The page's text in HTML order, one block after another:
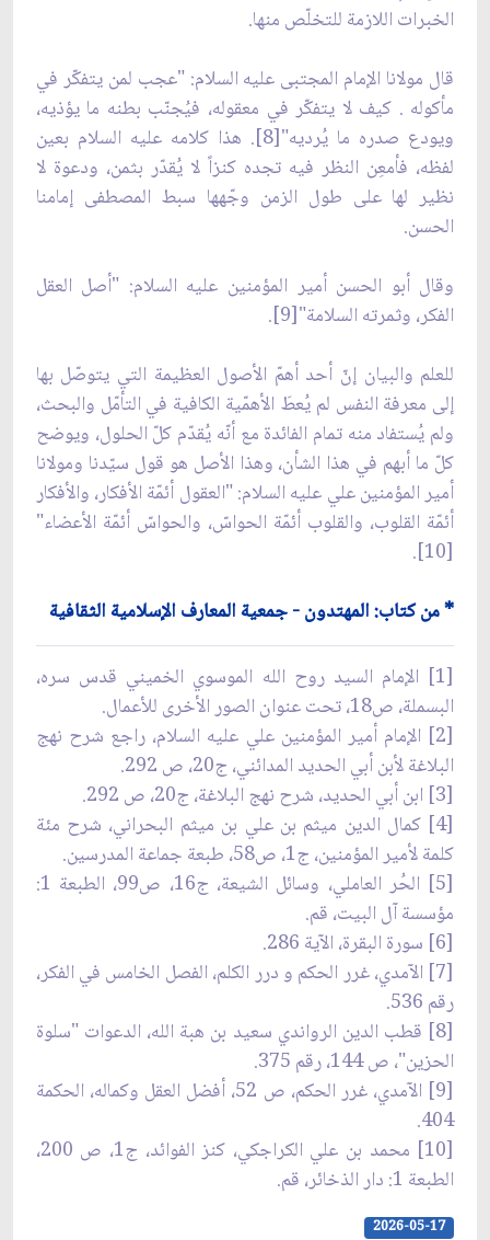
الخبرات اللازمة للتخلّص منها.
قال مولانا الإمام المجتبى عليه السلام: "عجب لمن يتفكّر في
مأكوله . كيف لا يتفكّر في معقوله، فيُجنّب بطنه ما يؤذيه،
ويودع صدره ما يُرديه"[8]. هذا كلامه عليه السلام بعين
لفظه، فأمعِن النظر فيه تجده كنزاً لا يُقدّر بثمن، ودعوة لا
نظير لها على طول الزمن وجّهها سبط المصطفى إمامنا
الحسن.
وقال أبو الحسن أمير المؤمنين عليه السلام: "أصل العقل
الفكر، وثمرته السلامة"[9].
للعلم والبيان إنّ أحد أهمّ الأصول العظيمة التي يتوصّل بها
إلى معرفة النفس لم يُعطَ الأهمّية الكافية في التأمّل والبحث،
ولم يُستفاد منه تمام الفائدة مع أنّه يُقدّم كلّ الحلول، ويوضح
كلّ ما أبهم في هذا الشأن، وهذا الأصل هو قول سيّدنا ومولانا
أمير المؤمنين علي عليه السلام: "العقول أئمّة الأفكار، والأفكار
أئمّة القلوب، والقلوب أئمّة الحواسّ، والحواسّ أئمّة الأعضاء"
[10].
* من كتاب: المهتدون - جمعية المعارف الإسلامية الثقافية
[1] الإمام السيد روح الله الموسوي الخميني قدس سره،
البسملة، ص18، تحت عنوان الصور الأخرى للأعمال.
[2] الإمام أمير المؤمنين علي عليه السلام، راجع شرح نهج
البلاغة لأبن أبي الحديد المدائني، ج20، ص 292.
[3] ابن أبي الحديد، شرح نهج البلاغة، ج20، ص 292.
[4] كمال الدين ميثم بن علي بن ميثم البحراني، شرح مئة
كلمة لأمير المؤمنين، ج1، ص58، طبعة جماعة المدرسين.
[5] الحُر العاملي، وسائل الشيعة، ج16، ص99، الطبعة 1:
مؤسسة آل البيت، قم.
[6] سورة البقرة، الآية 286.
[7] الآمدي، غرر الحكم و درر الكلم، الفصل الخامس في الفكر،
رقم 536.
[8] قطب الدين الرواندي سعيد بن هبة الله، الدعوات "سلوة
الحزين"، ص 144، رقم 375.
[9] الآمدي، غرر الحكم، ص 52، أفضل العقل وكماله، الحكمة
404.
[10] محمد بن علي الكراجكي، كنز الفوائد، ج1، ص 200،
الطبعة 1: دار الذخائر، قم.
2026-05-17